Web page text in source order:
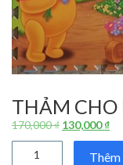
THẢM CHO
170,000₫ Giá
gốc
130,000₫Giá
tại
Thêm